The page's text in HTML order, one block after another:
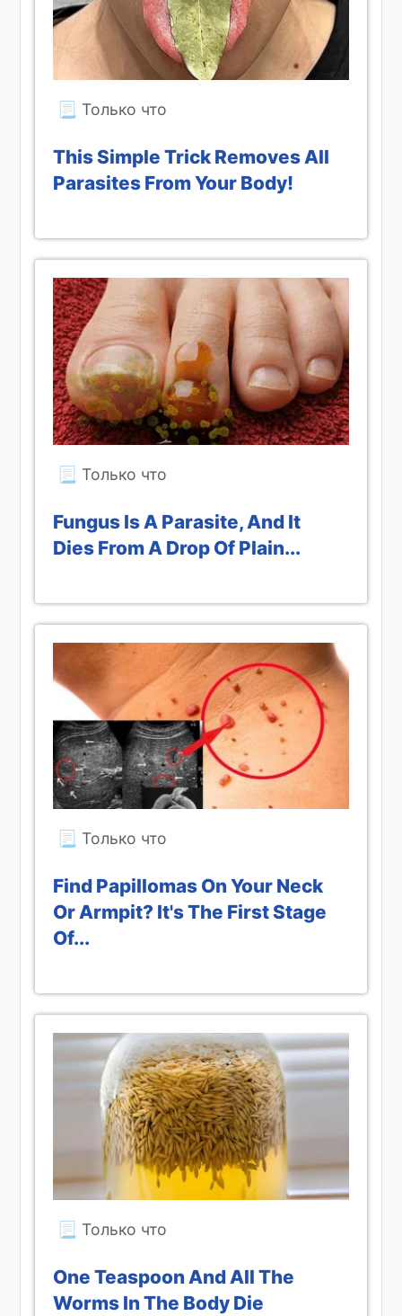
This Simple Trick Removes All
Parasites From Your Body!
Fungus Is A Parasite, And It
Dies From A Drop Of Plain...
Find Papillomas On Your Neck
Or Armpit? It's The First Stage
Of...
One Teaspoon And All The
Worms In The Body Die